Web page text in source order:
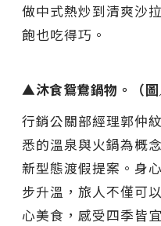
做中式熱炒到清爽沙
飽也吃得巧。
▲沐食鴛鴦鍋物。（圖
行銷公關部經理郭仲
悉的溫泉與火鍋為概
新型態渡假提案。身
步升溫，旅人不僅可
心美食，感受四季皆